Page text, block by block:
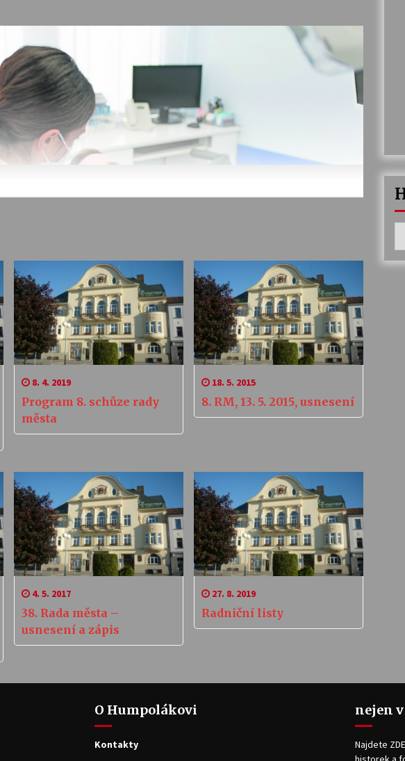
8. 4. 2019
Program 8. schůze rady
města
18. 5. 2015
8. RM, 13. 5. 2015, usnesení
4. 5. 2017
38. Rada města –
usnesení a zápis
27. 8. 2019
Radniční listy
O Humpolákovi
Kontakty
nejen
Najdete